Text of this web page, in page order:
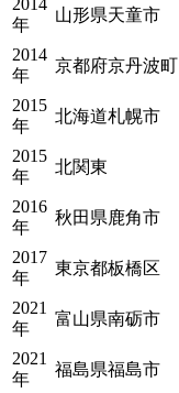
年
山形県天童市
2014
年
京都府京丹波町
2015
年
北海道札幌市
2015
年
北関東
2016
年
秋田県鹿角市
2017
年
東京都板橋区
2021
年
富山県南砺市
2021
年
福島県福島市